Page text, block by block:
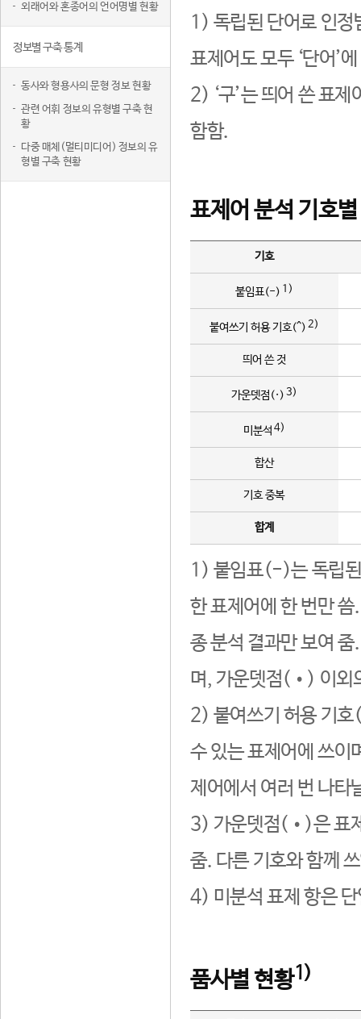
외래어와 혼종어의 언어명별 현황
정보별 구축 통계
동사와 형용사의 문형 정보 현황
관련 어휘 정보의 유형별 구축 현
황
다중 매체(멀티미디어) 정보의 유
형별 구축 현황
1) 독립된 단어로 인정
표제어도 모두 ‘단어’
2) ‘구’는 띄어 쓴 표
함함.
표제어 분석 기호
기호
붙임표(-) 1)
붙여쓰기 허용 기호(^) 2)
띄어 쓴 것
가운뎃점(·) 3)
미분석 4)
합산
기호 중복
합계
1) 붙임표(-)는 독립된
한 표제어에 한 번만
종 분석 결과만 보여
며, 가운뎃점(•) 이외
2) 붙여쓰기 허용 기호
수 있는 표제어에 쓰이
제어에서 여러 번 나타
3) 가운뎃점(•)은 표
줌. 다른 기호와 함께
4) 미분석 표제 항은
품사별 현황1)